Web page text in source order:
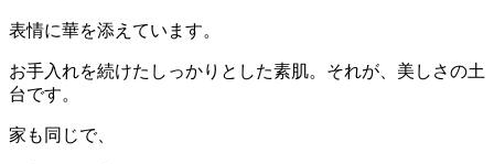
表情に華を添えています。
お手入れを続けたしっかりとした素肌。それが、美しさの土
台です。
家も同じで、